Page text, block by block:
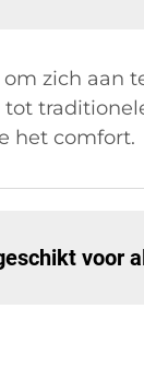
zich aan
het comfort.
voor